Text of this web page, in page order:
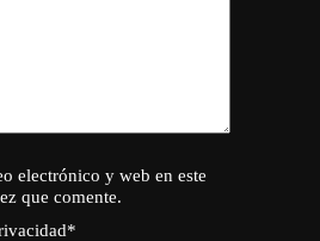
electrónico y web en este
que comente.
*